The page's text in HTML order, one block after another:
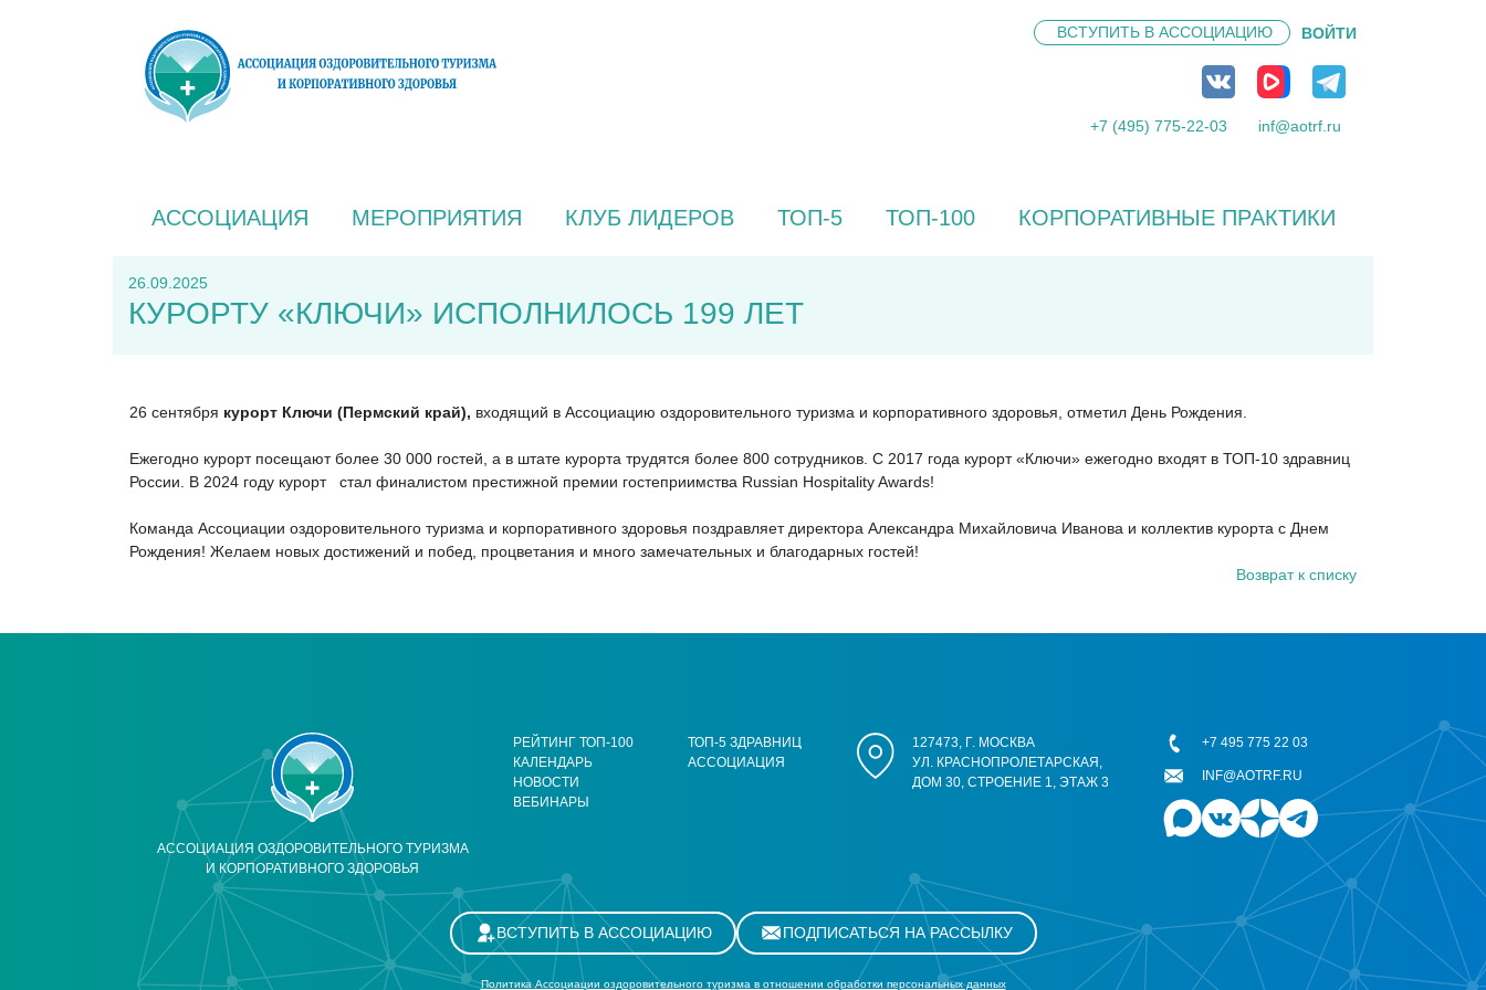
ВСТУПИТЬ В АССОЦИАЦИЮ ВОЙТИ
+7 (495) 775-22-03 inf@aotrf.ru
АССОЦИАЦИЯ МЕРОПРИЯТИЯ КЛУБ ЛИДЕРОВ ТОП-5 ТОП-100 КОРПОРАТИВНЫЕ ПРАКТИКИ
26.09.2025
КУРОРТУ «КЛЮЧИ» ИСПОЛНИЛОСЬ 199 ЛЕТ
26 сентября курорт Ключи (Пермский край), входящий в Ассоциацию оздоровительного туризма и корпоративного здоровья, отметил День Рождения.
Ежегодно курорт посещают более 30 000 гостей, а в штате курорта трудятся более 800 сотрудников. С 2017 года курорт «Ключи» ежегодно входят в ТОП-10 здравниц
России. В 2024 году курорт стал финалистом престижной премии гостеприимства Russian Hospitality Awards!
Команда Ассоциации оздоровительного туризма и корпоративного здоровья поздравляет директора Александра Михайловича Иванова и коллектив курорта с Днем
Рождения! Желаем новых достижений и побед, процветания и много замечательных и благодарных гостей!
Возврат к списку
АССОЦИАЦИЯ ОЗДОРОВИТЕЛЬНОГО ТУРИЗМА
И КОРПОРАТИВНОГО ЗДОРОВЬЯ
РЕЙТИНГ ТОП-100
КАЛЕНДАРЬ
НОВОСТИ
ВЕБИНАРЫ
ТОП-5 ЗДРАВНИЦ
АССОЦИАЦИЯ
127473, Г. МОСКВА
УЛ. КРАСНОПРОЛЕТАРСКАЯ,
ДОМ 30, СТРОЕНИЕ 1, ЭТАЖ 3
+7 495 775 22 03
INF@AOTRF.RU
ВСТУПИТЬ В АССОЦИАЦИЮ ПОДПИСАТЬСЯ НА РАССЫЛКУ
Политика Ассоциации оздоровительного туризма в отношении обработки персональных данных